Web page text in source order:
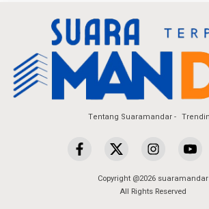
Tentang Suaramandar
Copyright @2026 suaramandar
All Rights Reserved